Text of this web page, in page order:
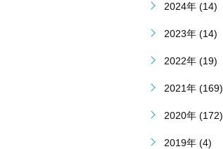
2024年 (14)
2023年 (14)
2022年 (19)
2021年 (169)
2020年 (172)
2019年 (4)